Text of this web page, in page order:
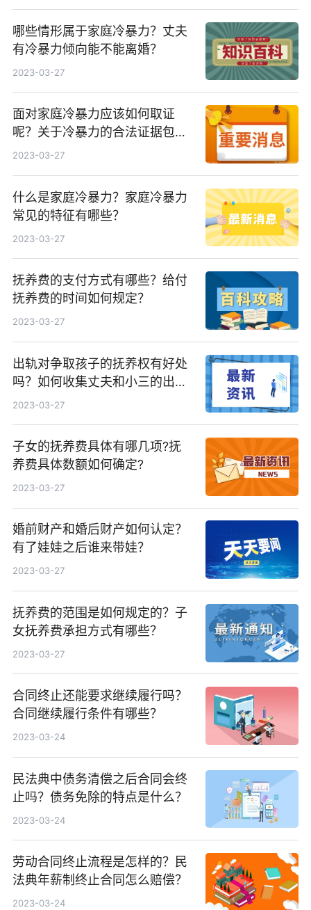
哪些情形属于家庭冷暴力？丈夫
有冷暴力倾向能不能离婚？
2023-03-27
面对家庭冷暴力应该如何取证
呢？关于冷暴力的合法证据包括
哪些？
2023-03-27
什么是家庭冷暴力？家庭冷暴力
常见的特征有哪些？
2023-03-27
抚养费的支付方式有哪些？给付
抚养费的时间如何规定？
2023-03-27
出轨对争取孩子的抚养权有好处
吗？如何收集丈夫和小三的出轨
证据？
2023-03-27
子女的抚养费具体有哪几项?抚
养费具体数额如何确定?
2023-03-27
婚前财产和婚后财产如何认定？
有了娃娃之后谁来带娃？
2023-03-27
抚养费的范围是如何规定的？子
女抚养费承担方式有哪些？
2023-03-27
合同终止还能要求继续履行吗？
合同继续履行条件有哪些？
2023-03-24
民法典中债务清偿之后合同会终
止吗？债务免除的特点是什么？
2023-03-24
劳动合同终止流程是怎样的？民
法典年薪制终止合同怎么赔偿？
2023-03-24